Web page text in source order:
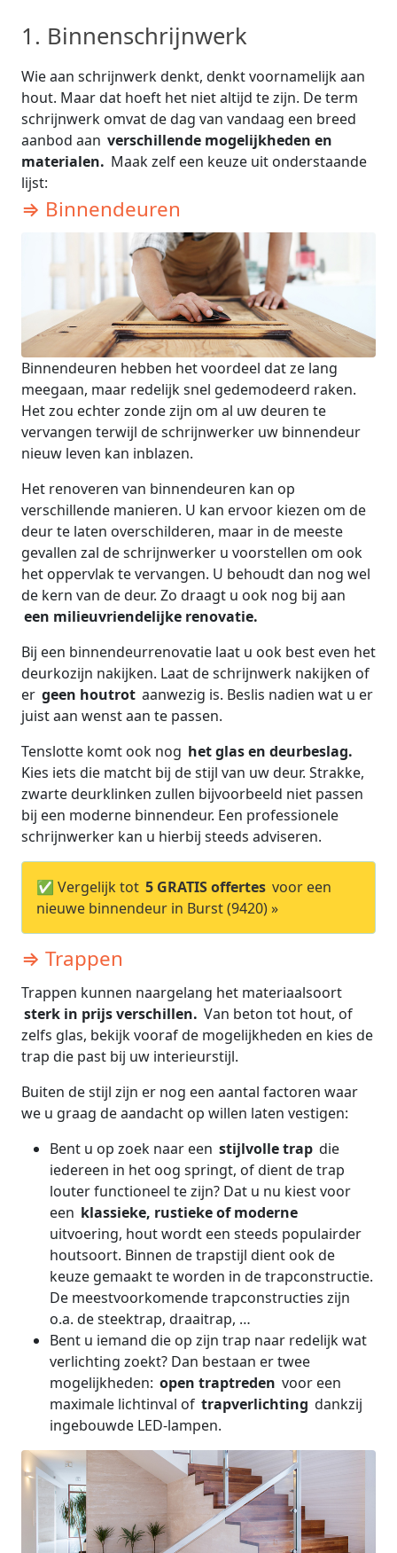
1. Binnenschrijnwerk
Wie aan schrijnwerk denkt, denkt voornamelijk aan
hout. Maar dat hoeft het niet altijd te zijn. De term
schrijnwerk omvat de dag van vandaag een breed
aanbod aan verschillende mogelijkheden en
materialen. Maak zelf een keuze uit onderstaande
lijst:
⇒ Binnendeuren
Binnendeuren hebben het voordeel dat ze lang
meegaan, maar redelijk snel gedemodeerd raken.
Het zou echter zonde zijn om al uw deuren te
vervangen terwijl de schrijnwerker uw binnendeur
nieuw leven kan inblazen.
Het renoveren van binnendeuren kan op
verschillende manieren. U kan ervoor kiezen om de
deur te laten overschilderen, maar in de meeste
gevallen zal de schrijnwerker u voorstellen om ook
het oppervlak te vervangen. U behoudt dan nog wel
de kern van de deur. Zo draagt u ook nog bij aan
een milieuvriendelijke renovatie.
Bij een binnendeurrenovatie laat u ook best even het
deurkozijn nakijken. Laat de schrijnwerk nakijken of
er geen houtrot aanwezig is. Beslis nadien wat u er
juist aan wenst aan te passen.
Tenslotte komt ook nog het glas en deurbeslag.
Kies iets die matcht bij de stijl van uw deur. Strakke,
zwarte deurklinken zullen bijvoorbeeld niet passen
bij een moderne binnendeur. Een professionele
schrijnwerker kan u hierbij steeds adviseren.
✅ Vergelijk tot 5 GRATIS offertes voor een
nieuwe binnendeur in Burst (9420) »
⇒ Trappen
Trappen kunnen naargelang het materiaalsoort
sterk in prijs verschillen. Van beton tot hout, of
zelfs glas, bekijk vooraf de mogelijkheden en kies de
trap die past bij uw interieurstijl.
Buiten de stijl zijn er nog een aantal factoren waar
we u graag de aandacht op willen laten vestigen:
Bent u op zoek naar een stijlvolle trap die
iedereen in het oog springt, of dient de trap
louterfunctioneel te zijn? Dat u nu kiest voor
een klassieke, rustieke of moderne
uitvoering, hout wordt een steeds populairder
houtsoort. Binnen de trapstijl dient ook de
keuze gemaakt te worden in de trapconstructie.
De meestvoorkomende trapconstructies zijn
o.a. de steektrap, draaitrap, …
Bent u iemand die op zijn trap naar redelijk wat
verlichting zoekt? Dan bestaan er twee
mogelijkheden: open traptreden voor een
maximale lichtinval of trapverlichting dankzij
ingebouwde LED-lampen.